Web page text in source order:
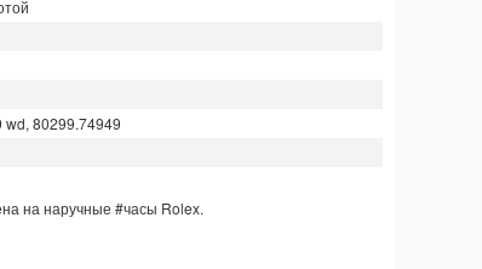
wd, 80299.74949
на наручные #часы Rolex.